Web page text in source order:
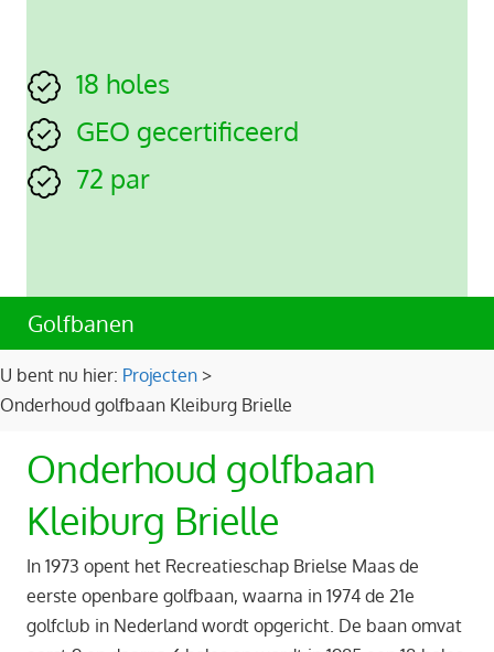
18 holes
GEO gecertificeerd
72 par
Golfbanen
U bent nu hier: Projecten >
Onderhoud golfbaan Kleiburg Brielle
Onderhoud golfbaan
Kleiburg Brielle
In 1973 opent het Recreatieschap Brielse Maas de
eerste openbare golfbaan, waarna in 1974 de 21e
golfclub in Nederland wordt opgericht. De baan omvat